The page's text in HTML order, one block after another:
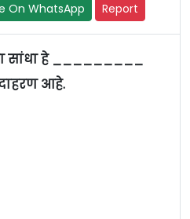
On WhatsApp Report
सांधा हे _________
आहे.